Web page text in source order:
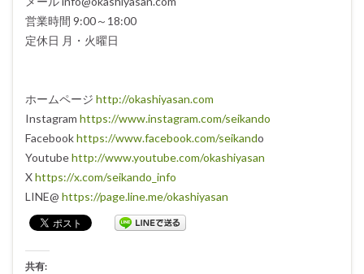
営業時間 9:00～18:00
定休日 月・火曜日
ホームページ http://okashiyasan.com
Instagram https://www.instagram.com/seikando
Facebookhttps://www.facebook.com/seikando
Youtubehttp://www.youtube.com/okashiyasan
Xhttps://x.com/seikando_info
LINE@ https://page.line.me/okashiyasan
共有: